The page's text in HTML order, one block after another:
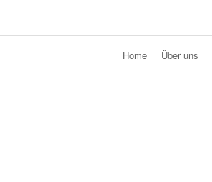
Home Über uns